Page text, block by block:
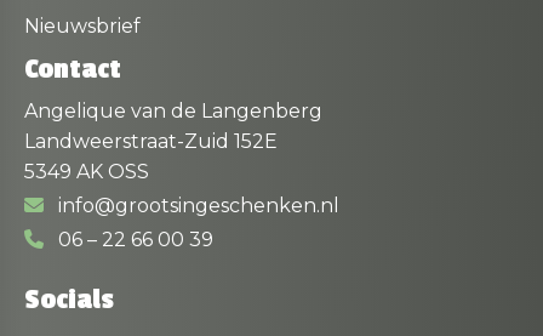
Nieuwsbrief
Contact
Angelique van de Langenberg
Landweerstraat-Zuid 152E
5349 AK OSS
info@grootsingeschenken.nl
06 – 22 66 00 39
Socials